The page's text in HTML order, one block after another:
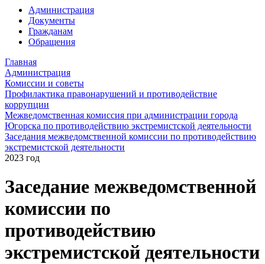
Администрация
Документы
Гражданам
Обращения
Главная
Администрация
Комиссии и советы
Профилактика правонарушений и противодействие
коррупции
Межведомственная комиссия при администрации города
Югорска по противодействию экстремистской деятельности
Заседания межведомственной комиссии по противодействию
экстремистской деятельности
2023 год
Заседание межведомственной
комиссии по
противодействию
экстремистской деятельности